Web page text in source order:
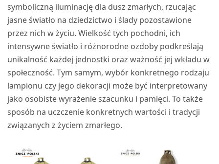
symboliczną iluminację dla dusz zmarłych, rzucając
jasne światło na dziedzictwo i ślady pozostawione
przez nich w życiu. Wielkość tych pochodni, ich
intensywne światło i różnorodne ozdoby podkreślają
unikalność każdej jednostki oraz ważność jej wkładu w
społeczność. Tym samym, wybór konkretnego rodzaju
lampionu czy jego dekoracji może być interpretowany
jako osobiste wyrażenie szacunku i pamięci. To także
sposób na uczczenie konkretnych wartości i tradycji
związanych z życiem zmarłego.